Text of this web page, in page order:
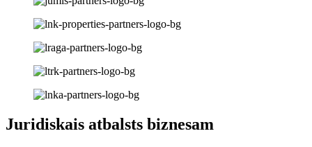
Juridiskais atbalsts biznesam